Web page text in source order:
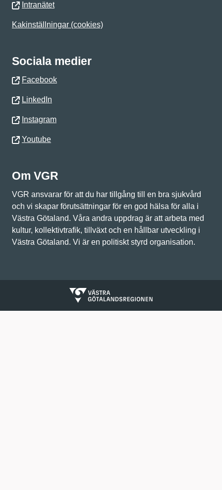
Intranätet
Kakinställningar (cookies)
Sociala medier
Facebook
LinkedIn
Instagram
Youtube
Om VGR
VGR ansvarar för att du har tillgång till en bra sjukvård
och vi skapar förutsättningar för en god hälsa för alla i
Västra Götaland. Våra andra uppdrag är att arbeta med
kultur, kollektivtrafik, tillväxt och en hållbar utveckling i
Västra Götaland. Vi är en politiskt styrd organisation.